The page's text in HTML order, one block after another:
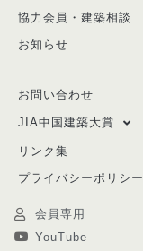
協力会員・建築相談
お知らせ
お問い合わせ
JIA中国建築大賞
リンク集
プライバシーポリシー
会員専用
YouTube